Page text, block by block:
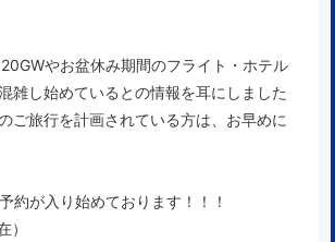
やお盆休み期間のフライト・ホテル
雑し始めている との情報を耳にしました
ご旅行を計画されている方は、お早めに
約が入り始めております！！！
）